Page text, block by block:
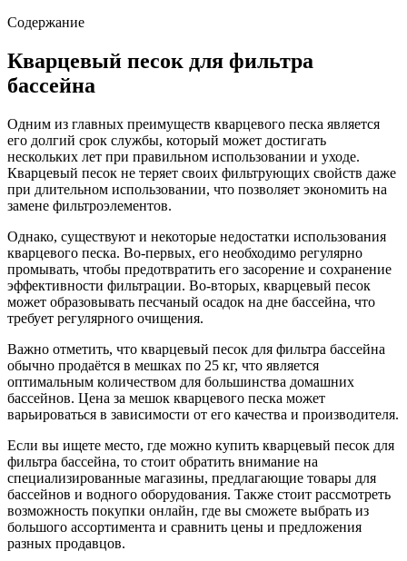
Содержание
Кварцевый песок для фильтра
бассейна
Одним из главных преимуществ кварцевого песка является
его долгий срок службы, который может достигать
нескольких лет при правильном использовании и уходе.
Кварцевый песок не теряет своих фильтрующих свойств даже
при длительном использовании, что позволяет экономить на
замене фильтроэлементов.
Однако, существуют и некоторые недостатки использования
кварцевого песка. Во-первых, его необходимо регулярно
промывать, чтобы предотвратить его засорение и сохранение
эффективности фильтрации. Во-вторых, кварцевый песок
может образовывать песчаный осадок на дне бассейна, что
требует регулярного очищения.
Важно отметить, что кварцевый песок для фильтра бассейна
обычно продаётся в мешках по 25 кг, что является
оптимальным количеством для большинства домашних
бассейнов. Цена за мешок кварцевого песка может
варьироваться в зависимости от его качества и производителя.
Если вы ищете место, где можно купить кварцевый песок для
фильтра бассейна, то стоит обратить внимание на
специализированные магазины, предлагающие товары для
бассейнов и водного оборудования. Также стоит рассмотреть
возможность покупки онлайн, где вы сможете выбрать из
большого ассортимента и сравнить цены и предложения
разных продавцов.